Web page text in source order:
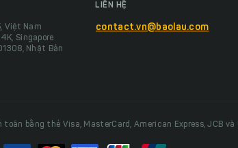
Việt Nam
Singapore
Nhật Bản
LIÊN HỆ
contact.vn@baolau.com
bằng thẻ Visa, MasterCard, American Express, JCB và